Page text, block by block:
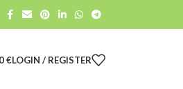
€LOGIN / REGISTER